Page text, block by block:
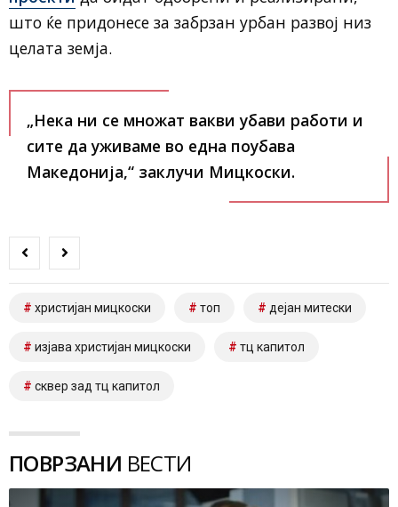
што ќе придонесе за забрзан урбан развој низ
целата земја.
„Нека ни се множат вакви убави работи и
сите да уживаме во една поубава
Македонија,“ заклучи Мицкоски.
христијан мицкоски топ дејан митески
изјава христијан мицкоски тц капитол
сквер зад тц капитол
ПОВРЗАНИ ВЕСТИ